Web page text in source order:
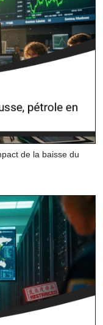
de la baisse du